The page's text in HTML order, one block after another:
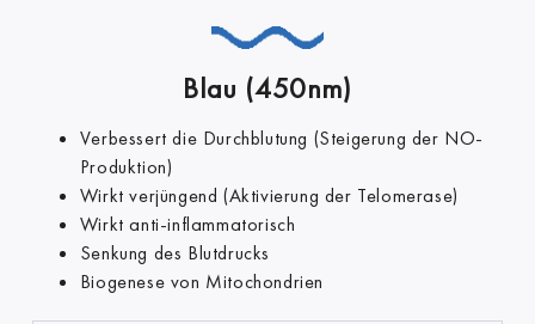
Blau (450nm)
Verbessert die Durchblutung (Steigerung der NO-
Produktion)
Wirkt verjüngend (Aktivierung der Telomerase)
Wirkt anti-inflammatorisch
Senkung des Blutdrucks
Biogenese von Mitochondrien